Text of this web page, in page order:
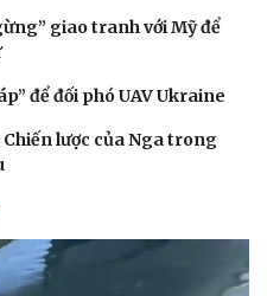
giao tranh với Mỹ để
để đối phó UAV Ukraine
lược của Nga trong